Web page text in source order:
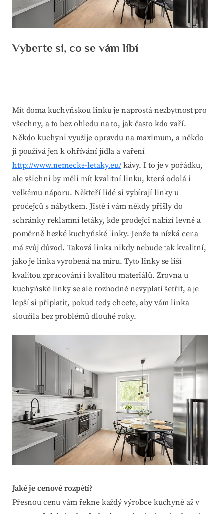
Vyberte si, co se vám líbí
Mít doma kuchyňskou linku je naprostá nezbytnost pro
všechny, a to bez ohledu na to, jak často kdo vaří.
Někdo kuchyni využije opravdu na maximum, a někdo
ji používá jen k ohřívání jídla a vaření
http://www.nemecke-letaky.eu/ kávy. I to je v pořádku,
ale všichni by měli mít kvalitní linku, která odolá i
velkému náporu. Někteří lidé si vybírají linky u
prodejců s nábytkem. Jistě i vám někdy přišly do
schránky reklamní letáky, kde prodejci nabízí levné a
poměrně hezké kuchyňské linky. Jenže ta nízká cena
má svůj důvod. Taková linka nikdy nebude tak kvalitní,
jako je linka vyrobená na míru. Tyto linky se liší
kvalitou zpracování i kvalitou materiálů. Zrovna u
kuchyňské linky se ale rozhodně nevyplatí šetřit, a je
lepší si připlatit, pokud tedy chcete, aby vám linka
sloužila bez problémů dlouhé roky.
Jaké je cenové rozpětí?
Přesnou cenu vám řekne každý výrobce kuchyně až v